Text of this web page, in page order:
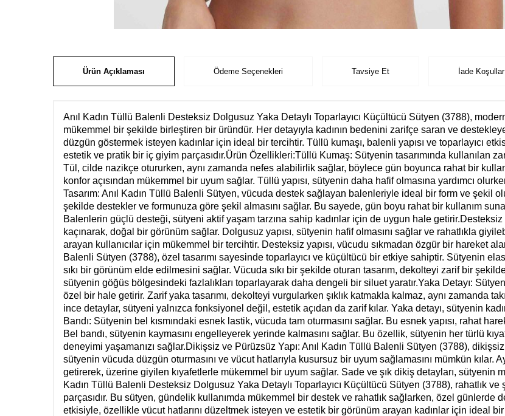
Ürün Açıklaması Ödeme Seçenekleri Tavsiye Et İade
Anıl Kadın Tüllü Balenli Desteksiz Dolgusuz Yaka Detaylı Toparlayıcı Küçültücü Sütyen (3788),
mükemmel bir şekilde birleştiren bir üründür. Her detayıyla kadının bedenini zarifçe saran ve
düzgün göstermek isteyen kadınlar için ideal bir tercihtir. Tüllü kumaşı, balenli yapısı ve toparlayıcı
estetik ve pratik bir iç giyim parçasıdır.Ürün Özellikleri:Tüllü Kumaş: Sütyenin tasarımında kullanılan
Tül, cilde nazikçe otururken, aynı zamanda nefes alabilirlik sağlar, böylece gün boyunca rahat bir
konfor açısından mükemmel bir uyum sağlar. Tüllü yapısı, sütyenin daha hafif olmasına yardımcı
Tasarım: Anıl Kadın Tüllü Balenli Sütyen, vücuda destek sağlayan balenleriyle ideal bir form ve şekil
şekilde destekler ve formunuza göre şekil almasını sağlar. Bu sayede, gün boyu rahat bir kullanım
Balenlerin güçlü desteği, sütyeni aktif yaşam tarzına sahip kadınlar için de uygun hale
kaçınarak, doğal bir görünüm sağlar. Dolgusuz yapısı, sütyenin hafif olmasını sağlar ve rahatlıkla
arayan kullanıcılar için mükemmel bir tercihtir. Desteksiz yapısı, vücudu sıkmadan özgür bir hareket
Balenli Sütyen (3788), özel tasarımı sayesinde toparlayıcı ve küçültücü bir etkiye sahiptir. Sütyenin
sıkı bir görünüm elde edilmesini sağlar. Vücuda sıkı bir şekilde oturan tasarım, dekolteyi zarif bir
sütyenin göğüs bölgesindeki fazlalıkları toparlayarak daha dengeli bir siluet yaratır.Yaka Detayı:
özel bir hale getirir. Zarif yaka tasarımı, dekolteyi vurgularken şıklık katmakla kalmaz, aynı zamanda
ince detaylar, sütyeni yalnızca fonksiyonel değil, estetik açıdan da zarif kılar. Yaka detayı, sütyenin
Bandı: Sütyenin bel kısmındaki esnek lastik, vücuda tam oturmasını sağlar. Bu esnek yapısı, rahat
Bel bandı, sütyenin kaymasını engelleyerek yerinde kalmasını sağlar. Bu özellik, sütyenin her türlü
deneyimi yaşamanızı sağlar.Dikişsiz ve Pürüzsüz Yapı: Anıl Kadın Tüllü Balenli Sütyen (3788),
sütyenin vücuda düzgün oturmasını ve vücut hatlarıyla kusursuz bir uyum sağlamasını mümkün kılar.
getirerek, üzerine giyilen kıyafetlerle mükemmel bir uyum sağlar. Sade ve şık dikiş detayları, sütyenin
Kadın Tüllü Balenli Desteksiz Dolgusuz Yaka Detaylı Toparlayıcı Küçültücü Sütyen (3788), rahatlık
parçasıdır. Bu sütyen, gündelik kullanımda mükemmel bir destek ve rahatlık sağlarken, özel günlerde de
etkisiyle, özellikle vücut hatlarını düzeltmek isteyen ve estetik bir görünüm arayan kadınlar için ideal